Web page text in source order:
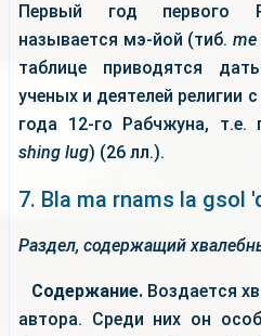
Первый год первого
называется мэ-йой (тиб. me
таблице приводятся
ученых и деятелей религии
года 12-го Рабчжуна, т.е.
shing lug) (26 лл.).
7. Bla ma rnams la gsol
Раздел, содержащий
Содержание. Воздается
автора. Среди них он